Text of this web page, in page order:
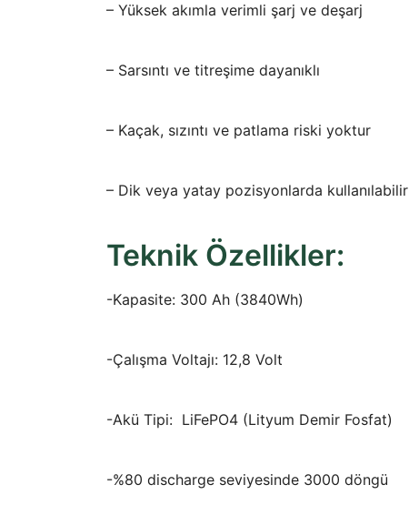
– Yüksek akımla verimli şarj ve deşarj
– Sarsıntı ve titreşime dayanıklı
– Kaçak, sızıntı ve patlama riski yoktur
– Dik veya yatay pozisyonlarda kullanılabilir
Teknik Özellikler:
-Kapasite: 300 Ah (3840Wh)
-Çalışma Voltajı: 12,8 Volt
-Akü Tipi: LiFePO4 (Lityum Demir Fosfat)
-%80 discharge seviyesinde 3000 döngü